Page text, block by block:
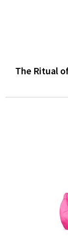
The Ritual